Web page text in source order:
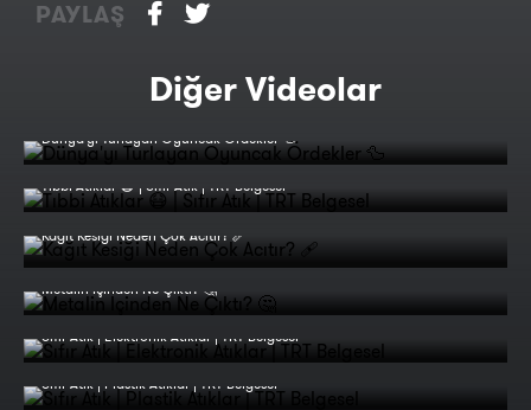
PAYLAŞ
Diğer Videolar
Dünya'yı Turlayan Oyuncak Ördekler 🦆
Tıbbi Atıklar 😷 | Sıfır Atık | TRT Belgesel
Kağıt Kesiği Neden Çok Acıtır? 🩹
Metalin İçinden Ne Çıktı? 🤔
Sıfır Atık | Elektronik Atıklar | TRT Belgesel
Sıfır Atık | Plastik Atıklar | TRT Belgesel